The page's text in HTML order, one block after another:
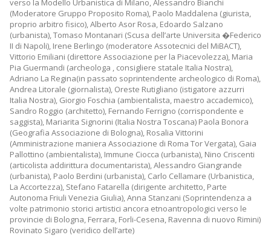
verso la Modello Urbanistica di Milano, Alessandro Bianchi
(Moderatore Gruppo Proposito Roma), Paolo Maddalena (giurista,
proprio arbitro fisico), Alberto Asor Rosa, Edoardo Salzano
(urbanista), Tomaso Montanari (Scusa dell’arte Universita �Federico
II di Napoli), Irene Berlingo (moderatore Assotecnici del MiBACT),
Vittorio Emiliani (direttore Associazione per la Piacevolezza), Maria
Pia Guermandi (archeologa , consigliere statale Italia Nostra),
Adriano La Regina(in passato soprintendente archeologico di Roma),
Andrea Litorale (giornalista), Oreste Rutigliano (istigatore azzurri
Italia Nostra), Giorgio Foschia (ambientalista, maestro accademico),
Sandro Roggio (architetto), Fernando Ferrigno (corrispondente e
saggista), Mariarita Signorini (Italia Nostra Toscana) Paola Bonora
(Geografia Associazione di Bologna), Rosalia Vittorini
(Amministrazione maniera Associazione di Roma Tor Vergata), Gaia
Pallottino (ambientalista), Immune Ciocca (urbanista), Nino Criscenti
(articolista addirittura documentarista), Alessandro Giangrande
(urbanista), Paolo Berdini (urbanista), Carlo Cellamare (Urbanistica,
La Accortezza), Stefano Fatarella (dirigente architetto, Parte
Autonoma Friuli Venezia Giulia), Anna Stanzani (Soprintendenza a
volte patrimonio storici artistici ancora etnoantropologici verso le
provincie di Bologna, Ferrara, Forli-Cesena, Ravenna di nuovo Rimini)
Rovinato Sigaro (veridico dell’arte)